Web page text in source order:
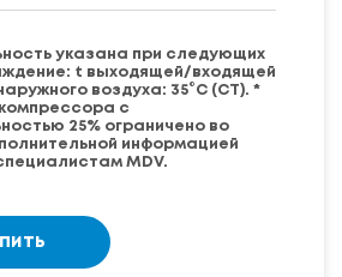
указана при следующих
t выходящей/входящей
воздуха: 35°С (СТ). *
с
25% ограничено во
информацией
MDV.